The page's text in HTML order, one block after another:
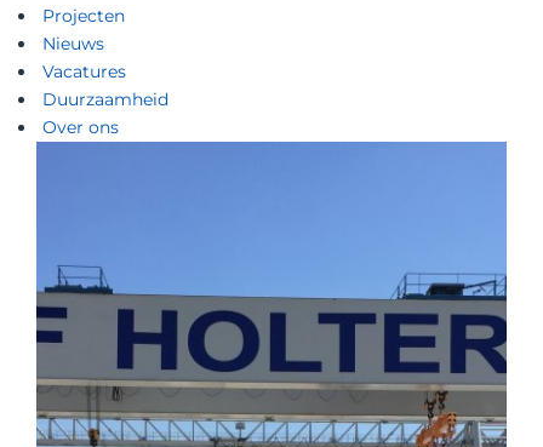
Projecten
Nieuws
Vacatures
Duurzaamheid
Over ons